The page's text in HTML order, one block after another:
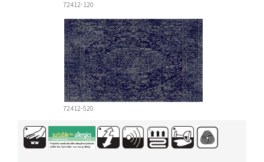
72412-120
72412-520